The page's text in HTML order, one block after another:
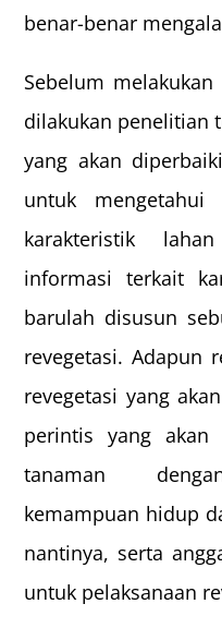
benar-benar
Sebelum
dilakukan penelitian
yang akan
untuk mengetahui
karakteristik
informasi terkait
barulah disusun
revegetasi. Adapun
revegetasi yang
perintis yang akan
tanaman
kemampuan hidup
nantinya, serta
untuk pelaksanaan